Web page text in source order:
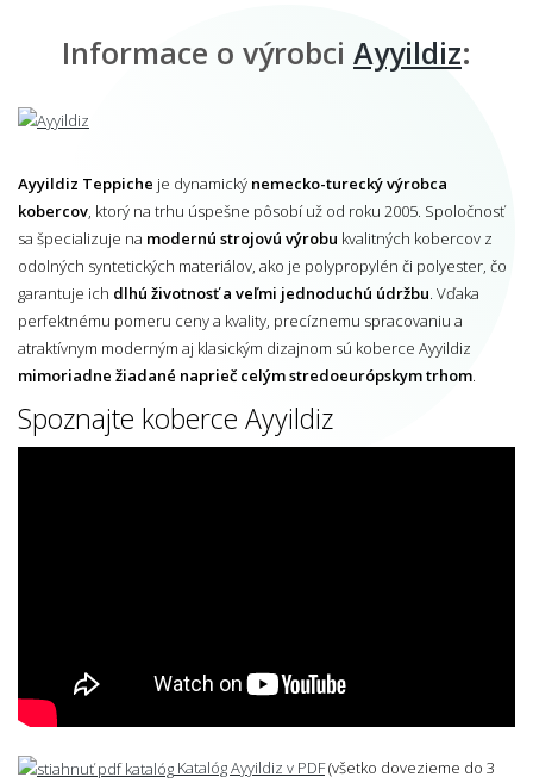
Informace o výrobci Ayyildiz:
Ayyildiz Teppiche je dynamický nemecko-turecký výrobca
kobercov, ktorý na trhu úspešne pôsobí už od roku 2005. Spoločnosť
sa špecializuje na modernú strojovú výrobu kvalitných kobercov z
odolných syntetických materiálov, ako je polypropylén či polyester, čo
garantuje ich dlhú životnosť a veľmi jednoduchú údržbu. Vďaka
perfektnému pomeru ceny a kvality, precíznemu spracovaniu a
atraktívnym moderným aj klasickým dizajnom sú koberce Ayyildiz
mimoriadne žiadané naprieč celým stredoeurópskym trhom.
Spoznajte koberce Ayyildiz
Katalóg Ayyildiz v PDF(všetko dovezieme do 3